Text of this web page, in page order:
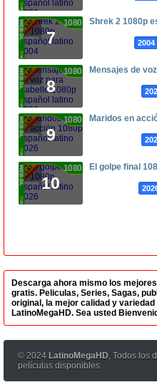
7
1080p Shrek 2 1080p
2004
8
1080p Mensajes de
9
1080p Maridos en
10
1080p El golpe final
Descarga ahora mismo los
gratis. Peliculas, Series, Sagas,
original, la mejor calidad y
LatinoMegaHD. Sea usted
© 2024 LatinoMegaHD, Todos los
películas disponibles